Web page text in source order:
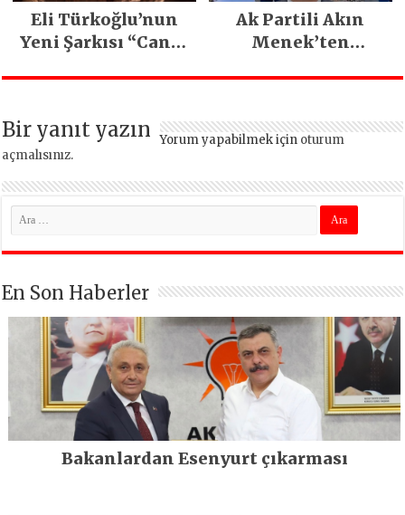
Eli Türkoğlu’nun
Yeni Şarkısı “Canın
İlgi Gördü!..
Ak Partili Akın
Menek’ten
heyelan sonrası
Bir yanıt yazın Yorum yapabilmek için oturum
açmalısınız.
En Son Haberler
Bakanlardan Esenyurt çıkarması